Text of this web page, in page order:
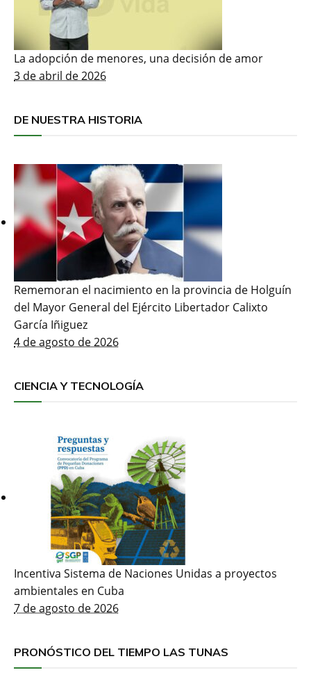
La adopción de menores, una decisión de amor
3 de abril de 2026
DE NUESTRA HISTORIA
Rememoran el nacimiento en la provincia de Holguín
del Mayor General del Ejército Libertador Calixto
García Iñiguez
4 de agosto de 2026
CIENCIA Y TECNOLOGÍA
Incentiva Sistema de Naciones Unidas a proyectos
ambientales en Cuba
7 de agosto de 2026
PRONÓSTICO DEL TIEMPO LAS TUNAS